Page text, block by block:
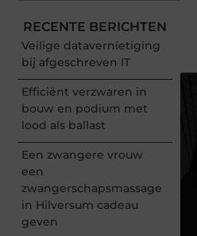
RECENTE BERICHTEN
Veilige datavernietiging
bij afgeschreven IT
Efficiënt verzwaren in
bouw en podium met
lood als ballast
Een zwangere vrouw
een
zwangerschapsmassage
in Hilversum cadeau
geven